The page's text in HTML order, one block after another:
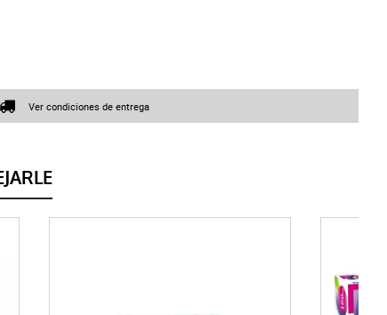
Ver condiciones de entrega